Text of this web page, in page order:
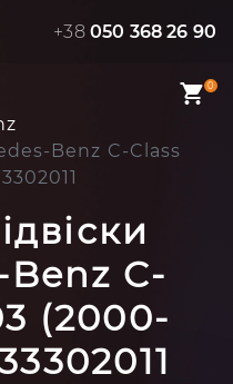
+38 050 368 26 90
0
Benz C-Class
C-
(2000-